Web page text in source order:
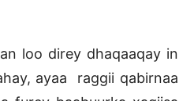
loo direy dhaqaaqay in
ayaa raggii qabirnaa